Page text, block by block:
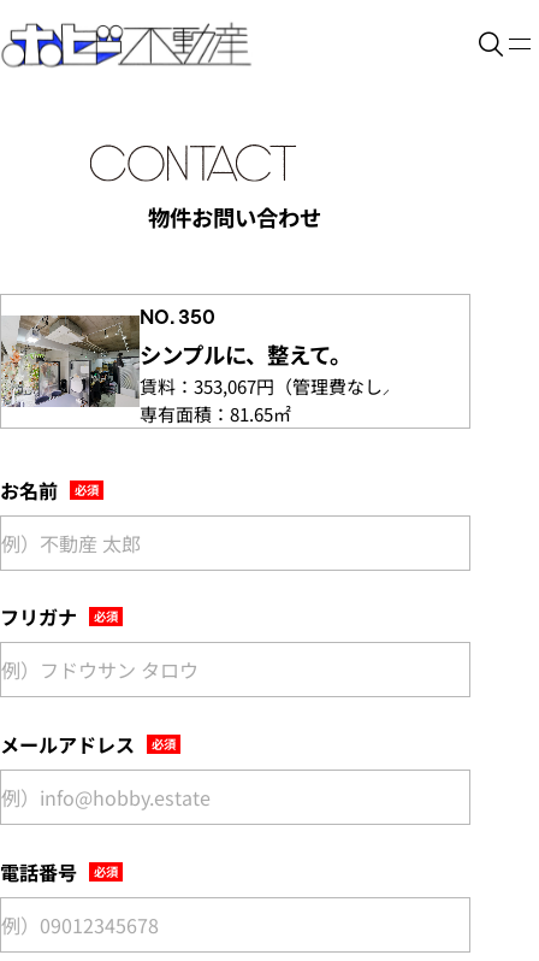
物件お問い合わせ
NO. 350
シンプルに、整えて。
賃料： 353,067円 （管理費
専有面積： 81.65㎡
お名前
フリガナ
メールアドレス
電話番号